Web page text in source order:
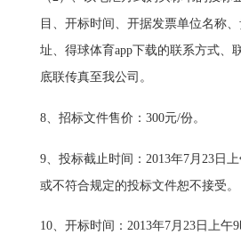
目、开标时间、开据发票单位名称
址、得球体育app下载的联系方式、
底联传真至我公司。
8、招标文件售价：300元/份。
9、投标截止时间：2013年7月23日
或不符合规定的投标文件恕不接受。
10、开标时间：2013年7月23日上午9